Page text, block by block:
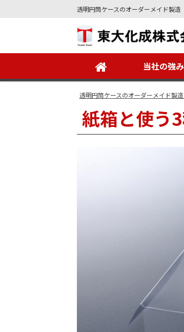
透明円筒ケースのオーダーメイド製造
当社の強み
透明円筒ケースのオーダーメイド製
紙箱と使う